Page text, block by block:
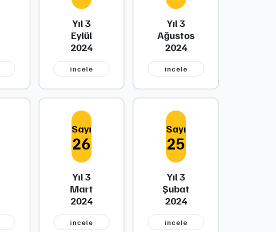
Yıl 3
Eylül
2024
i̇ncele
Yıl 3
Ağustos
2024
i̇ncele
Sayı
26
Yıl 3
Mart
2024
i̇ncele
Sayı
25
Yıl 3
Şubat
2024
i̇ncele